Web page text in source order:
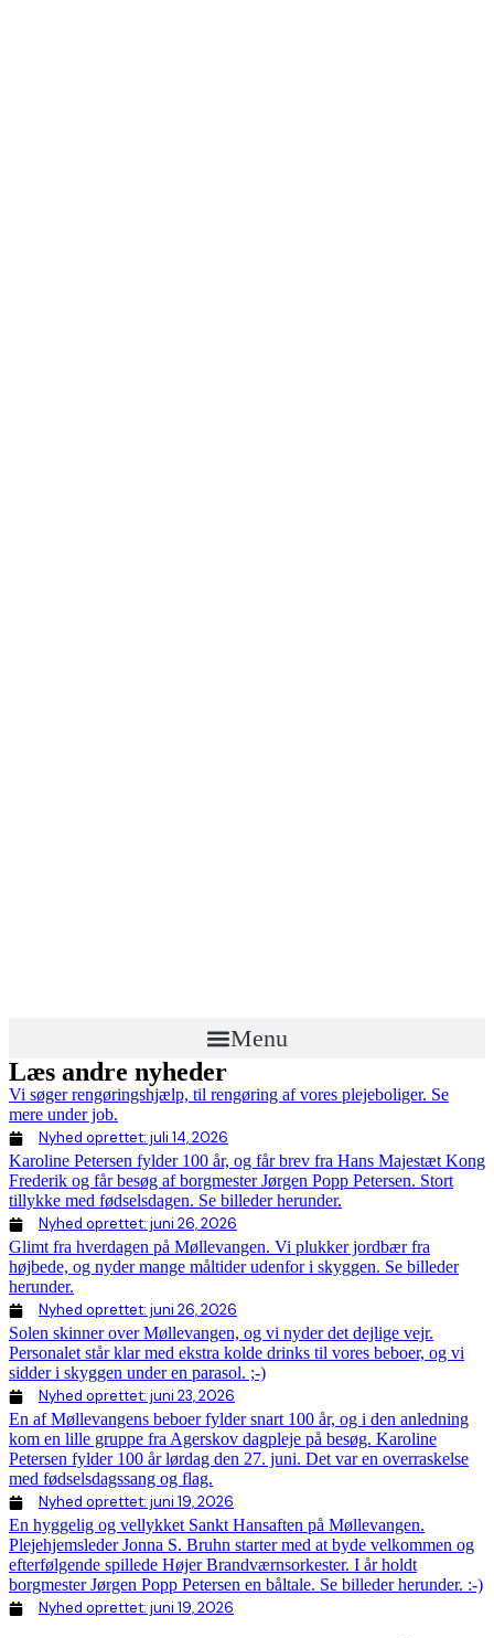
Menu
Læs andre nyheder
Vi søger rengøringshjælp, til rengøring af vores plejeboliger. Se
mere under job.
Nyhed oprettet: juli 14, 2026
Karoline Petersen fylder 100 år, og får brev fra Hans Majestæt Kong
Frederik og får besøg af borgmester Jørgen Popp Petersen. Stort
tillykke med fødselsdagen. Se billeder herunder.
Nyhed oprettet: juni 26, 2026
Glimt fra hverdagen på Møllevangen. Vi plukker jordbær fra
højbede, og nyder mange måltider udenfor i skyggen. Se billeder
herunder.
Nyhed oprettet: juni 26, 2026
Solen skinner over Møllevangen, og vi nyder det dejlige vejr.
Personalet står klar med ekstra kolde drinks til vores beboer, og vi
sidder i skyggen under en parasol. ;-)
Nyhed oprettet: juni 23, 2026
En af Møllevangens beboer fylder snart 100 år, og i den anledning
kom en lille gruppe fra Agerskov dagpleje på besøg. Karoline
Petersen fylder 100 år lørdag den 27. juni. Det var en overraskelse
med fødselsdagssang og flag.
Nyhed oprettet: juni 19, 2026
En hyggelig og vellykket Sankt Hansaften på Møllevangen.
Plejehjemsleder Jonna S. Bruhn starter med at byde velkommen og
efterfølgende spillede Højer Brandværnsorkester. I år holdt
borgmester Jørgen Popp Petersen en båltale. Se billeder herunder. :-)
Nyhed oprettet: juni 19, 2026